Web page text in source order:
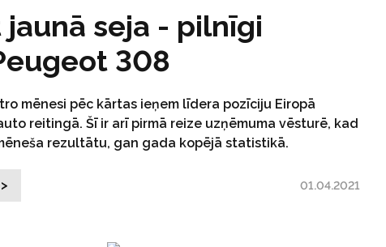
jaunā seja - pilnīgi
308
mēnesi pēc kārtas ieņem līdera pozīciju Eiropā
reitingā. Šī ir arī pirmā reize uzņēmuma vēsturē, kad
rezultātu, gan gada kopējā statistikā.
01.04.2021